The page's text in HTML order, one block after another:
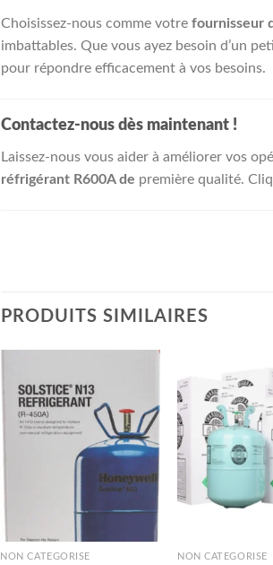
Choisissez-nous comme votre fournisseur
imbattables. Que vous ayez besoin d’un
pour répondre efficacement à vos besoins.
Contactez-nous dès maintenant !
Laissez-nous vous aider à améliorer vos
réfrigérant R600A de première qualité.
PRODUITS SIMILAIRES
NON CATÉGORISÉ NON CATÉGORISÉ